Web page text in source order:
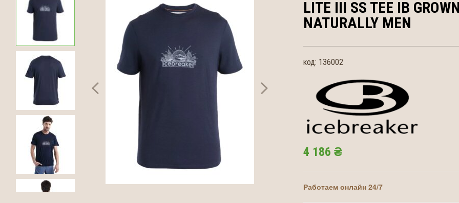
LITE III SS TEE IB GROWN
NATURALLY MEN
код: 136002
4 186 ₴
Работаем онлайн 24/7